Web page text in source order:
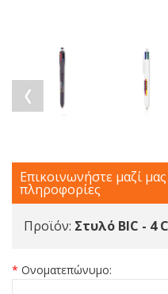
Επικοινωνήστε μαζί
πληροφορίες
Προϊόν: Στυλό BIC - 4
* Ονοματεπώνυμο: